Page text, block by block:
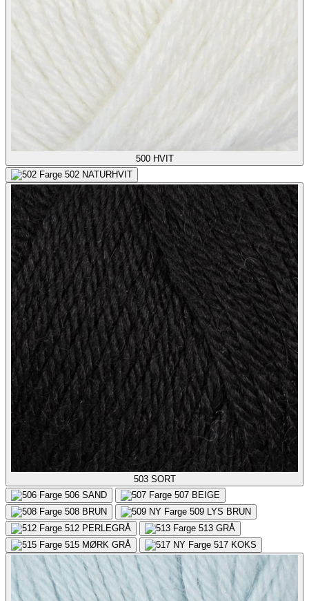
500 HVIT
502 NATURHVIT
503 SORT
506 SAND 507 BEIGE
508 BRUN 509 LYS BRUN
512 PERLEGRÅ 513 GRÅ
515 MØRK GRÅ 517 KOKS